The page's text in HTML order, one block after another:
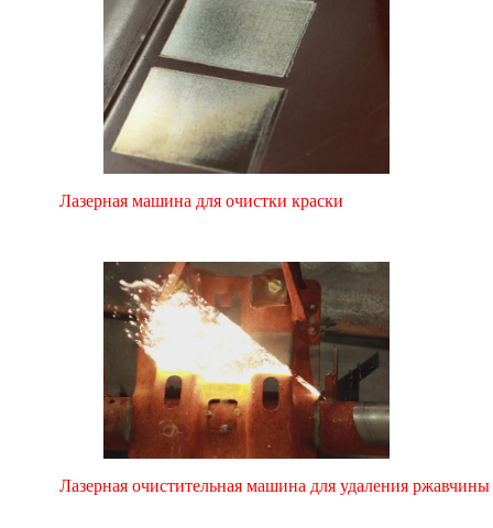
Лазерная машина для очистки краски
Лазерная очистительная машина для удаления ржавчины